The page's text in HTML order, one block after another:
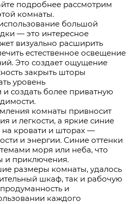
подробнее рассмотрим
комнаты.
большой
— это интересное
визуально расширить
естественное освещение
Это создает ощущение
закрыть шторы
уровень
и создать более приватную
комнаты привносит
и легкости, а яркие синие
на кровати и шторах —
и энергии. Синие оттенки
моря или неба, что
и приключения.
размеры комнаты, удалось
шкаф, так и рабочую
и
каждого